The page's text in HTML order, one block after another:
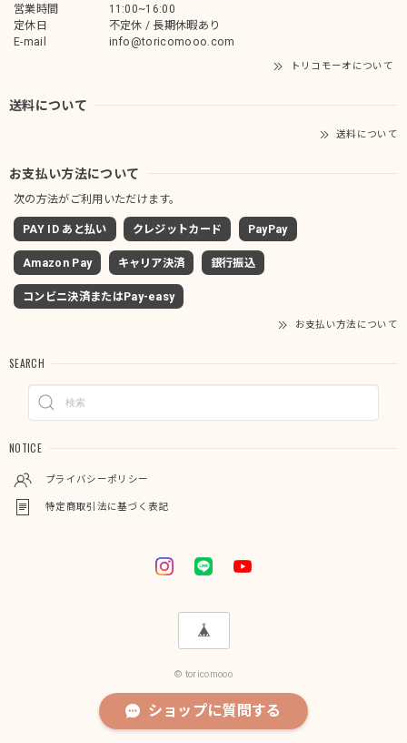
営業時間
11:00~16:00
定休日
不定休 / 長期休暇あり
E-mail
info@toricomooo.com
トリコモーオについて
送料について
送料について
お支払い方法について
次の方法がご利用いただけます。
PAY ID あと払い クレジットカード PayPay
Amazon Pay キャリア決済 銀行振込
コンビニ決済またはPay-easy
お支払い方法について
SEARCH
NOTICE
プライバシーポリシー
特定商取引法に基づく表記
© toricomooo
ショップに質問する